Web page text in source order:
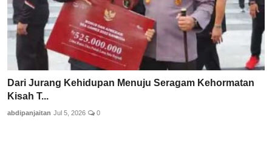
Dari Jurang Kehidupan Menuju Seragam Kehormatan
Kisah T...
abdipanjaitan Jul 5, 2026 0